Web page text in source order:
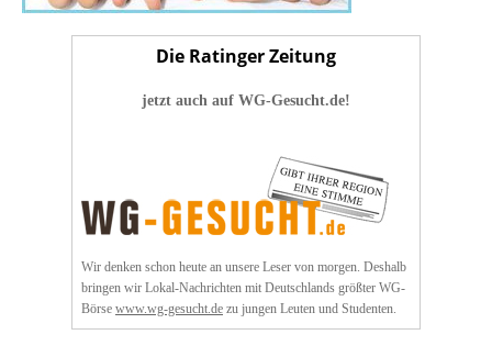
Die Ratinger Zeitung
jetzt auch auf WG-Gesucht.de!
Wir denken schon heute an unsere Leser von morgen. Deshalb
bringen wir Lokal-Nachrichten mit Deutschlands größter WG-
Börse www.wg-gesucht.de zu jungen Leuten und Studenten.